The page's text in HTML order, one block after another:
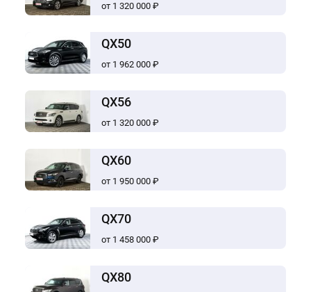
от 1 320 000 ₽
QX50
от 1 962 000 ₽
QX56
от 1 320 000 ₽
QX60
от 1 950 000 ₽
QX70
от 1 458 000 ₽
QX80